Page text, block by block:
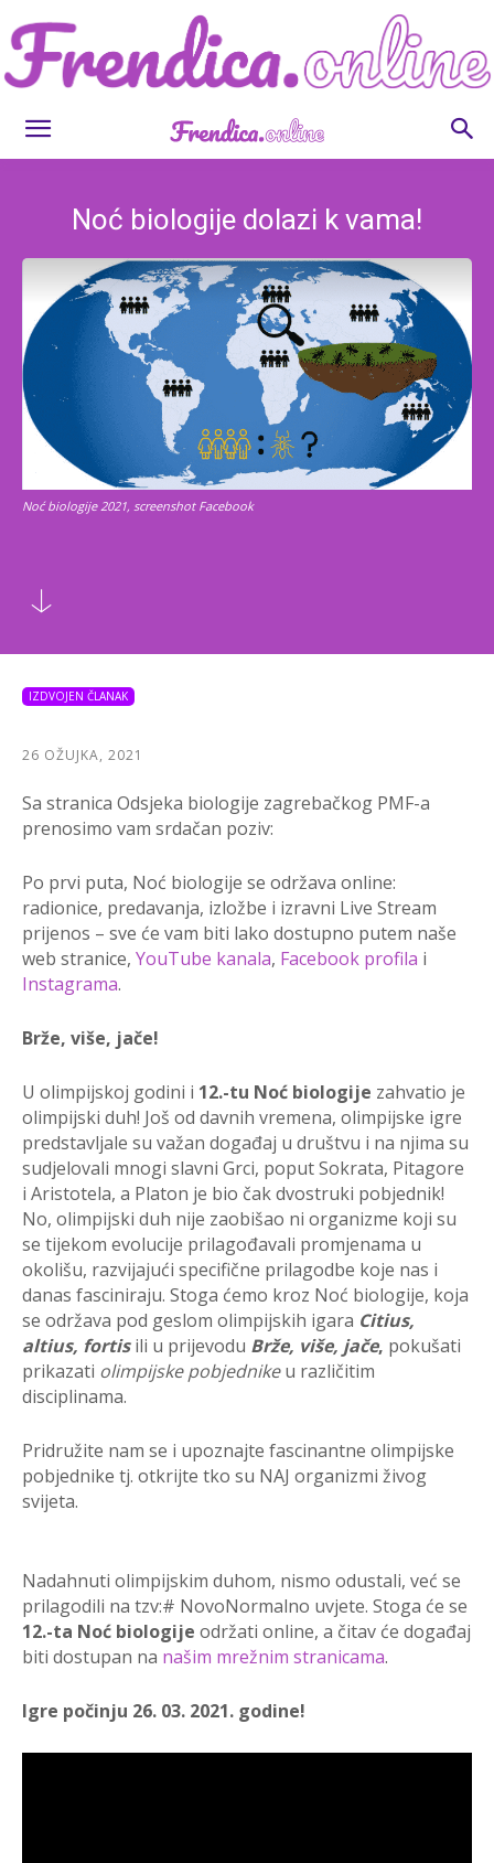
Frendica.online
Noć biologije dolazi k vama!
Noć biologije 2021, screenshot Facebook
IZDVOJEN ČLANAK
26 OŽUJKA, 2021
Sa stranica Odsjeka biologije zagrebačkog PMF-a
prenosimo vam srdačan poziv:
Po prvi puta, Noć biologije se održava online:
radionice, predavanja, izložbe i izravni Live Stream
prijenos – sve će vam biti lako dostupno putem naše
web stranice, YouTube kanala, Facebook profila i
Instagrama.
Brže, više, jače!
U olimpijskoj godini i 12.-tu Noć biologije zahvatio je
olimpijski duh! Još od davnih vremena, olimpijske igre
predstavljale su važan događaj u društvu i na njima su
sudjelovali mnogi slavni Grci, poput Sokrata, Pitagore
i Aristotela, a Platon je bio čak dvostruki pobjednik!
No, olimpijski duh nije zaobišao ni organizme koji su
se tijekom evolucije prilagođavali promjenama u
okolišu, razvijajući specifične prilagodbe koje nas i
danas fasciniraju. Stoga ćemo kroz Noć biologije, koja
se održava pod geslom olimpijskih igara Citius,
altius, fortisili u prijevodu Brže, više, jače, pokušati
prikazati olimpijske pobjednikeu različitim
disciplinama.
Pridružite nam se i upoznajte fascinantne olimpijske
pobjednike tj. otkrijte tko su NAJ organizmi živog
svijeta.
Nadahnuti olimpijskim duhom, nismo odustali, već se
prilagodili na tzv:# NovoNormalno uvjete. Stoga će se
12.-ta Noć biologije održati online, a čitav će događaj
biti dostupan na našim mrežnim stranicama.
Igre počinju 26. 03. 2021. godine!